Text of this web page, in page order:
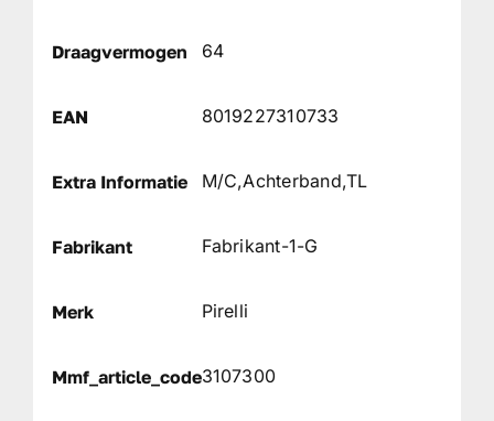
Draagvermogen 64
EAN 8019227310733
Extra Informatie M/C,Achterband,TL
Fabrikant Fabrikant-1-G
Merk Pirelli
Mmf_article_code3107300